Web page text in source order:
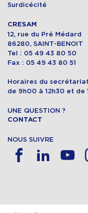
Surdicécité
CRESAM
12, rue du Pré Médard
86280, SAINT-BENOIT
Tel : 05 49 43 80 50
Fax : 05 49 43 80 51
Horaires du
de 9h00 à 12h30 et de
UNE QUESTION ?
CONTACT
NOUS SUIVRE